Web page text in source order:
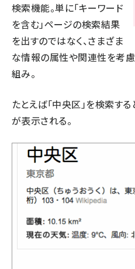
検索機能。単に「キーワード
を含む」ページの検索結果
を出すのではなく、さまざま
な情報の属性や関連性を考
組み。
たとえば「中央区」を検索す
が表示される。